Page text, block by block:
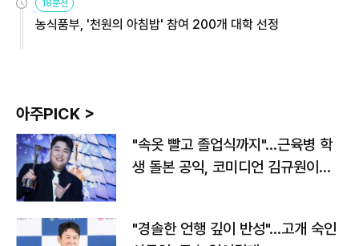
18분전
농식품부, '천원의 아침밥' 참여 200개 대학 선정
아주PICK >
"속옷 빨고 졸업식까지"…근육병 학
생 돌본 공익, 코미디언 김규원이었
"경솔한 언행 깊이 반성"…고개 숙인